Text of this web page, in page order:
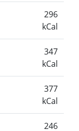
296
kCal
347
kCal
377
kCal
246